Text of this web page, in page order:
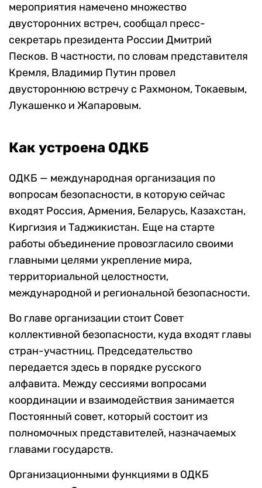
мероприятия намечено множество
двусторонних встреч, сообщал пресс-
секретарь президента России Дмитрий
Песков. В частности, по словам представителя
Кремля, Владимир Путин провел
двустороннюю встречу с Рахмоном, Токаевым,
Лукашенко и Жапаровым.
Как устроена ОДКБ
ОДКБ — международная организация по
вопросам безопасности, в которую сейчас
входят Россия, Армения, Беларусь, Казахстан,
Киргизия и Таджикистан. Еще на старте
работы объединение провозгласило своими
главными целями укрепление мира,
территориальной целостности,
международной и региональной безопасности.
Во главе организации стоит Совет
коллективной безопасности, куда входят главы
стран-участниц. Председательство
передается здесь в порядке русского
алфавита. Между сессиями вопросами
координации и взаимодействия занимается
Постоянный совет, который состоит из
полномочных представителей, назначаемых
главами государств.
Организационными функциями в ОДКБ